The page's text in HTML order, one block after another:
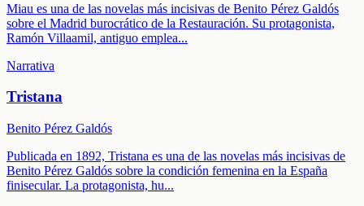
Miau es una de las novelas más incisivas de Benito Pérez Galdós
sobre el Madrid burocrático de la Restauración. Su protagonista,
Ramón Villaamil, antiguo emplea...
Narrativa
Tristana
Benito Pérez Galdós
Publicada en 1892, Tristana es una de las novelas más incisivas de
Benito Pérez Galdós sobre la condición femenina en la España
finisecular. La protagonista, hu...